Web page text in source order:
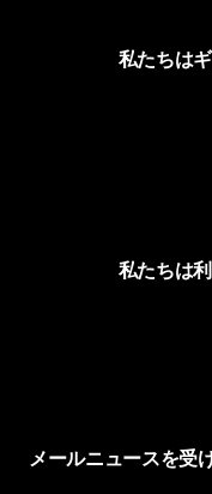
私たちは
私たちは
メールニュースを受